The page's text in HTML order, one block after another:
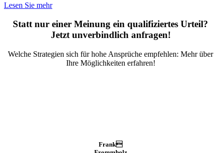
Lesen Sie mehr
Statt nur einer Meinung ein qualifiziertes Urteil?
Jetzt unverbindlich anfragen!
Welche Strategien sich für hohe Ansprüche empfehlen: Mehr über
Ihre Möglichkeiten erfahren!
Frank